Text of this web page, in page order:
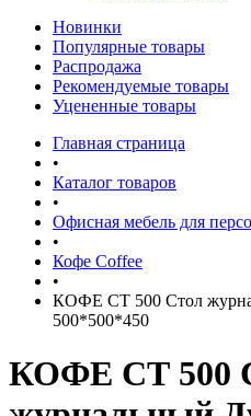
Новинки
Популярные товары
Распродажа
Рекомендуемые товары
Уцененные товары
Главная страница
•
Каталог товаров
•
Офисная мебель для
•
Кофе Coffee
•
КОФЕ СТ 500 Стол
500*500*450
КОФЕ СТ 500